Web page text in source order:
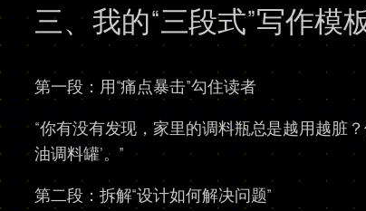
三、我的“三段式”写作模
第一段：用“痛点暴击”勾住读者
“你有没有发现，家里的调料瓶总是越用越脏
油调料罐’。”
第二段：拆解“设计如何解决问题”